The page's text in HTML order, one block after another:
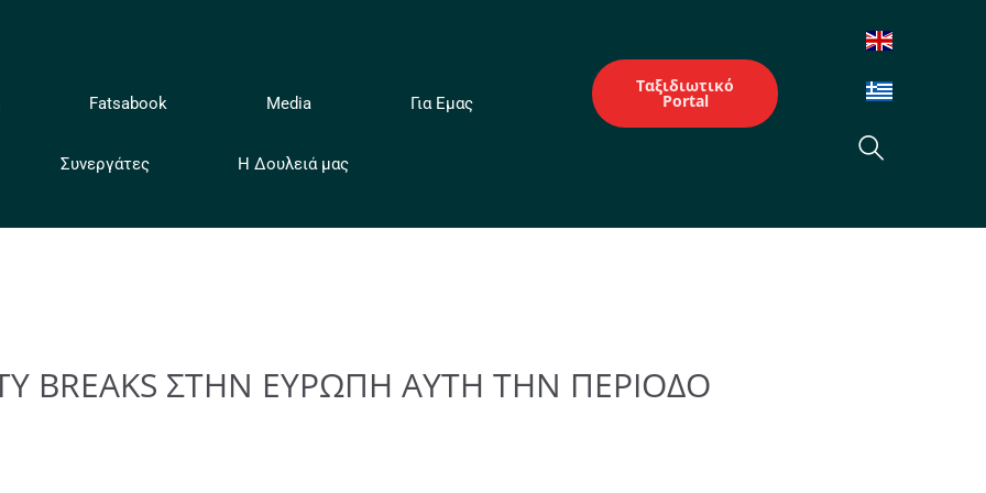
Fatsabook Media Για Εμας
Συνεργάτες Η Δουλειά μας
Ταξιδιωτικό
Portal
BREAKS ΣΤΗΝ ΕΥΡΩΠΗ ΑΥΤΗ ΤΗΝ ΠΕΡΙΟΔΟ